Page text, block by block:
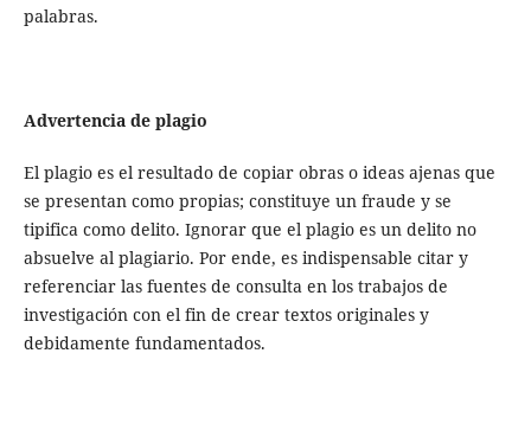
palabras.
Advertencia de plagio
El plagio es el resultado de copiar obras o ideas ajenas que
se presentan como propias; constituye un fraude y se
tipifica como delito. Ignorar que el plagio es un delito no
absuelve al plagiario. Por ende, es indispensable citar y
referenciar las fuentes de consulta en los trabajos de
investigación con el fin de crear textos originales y
debidamente fundamentados.